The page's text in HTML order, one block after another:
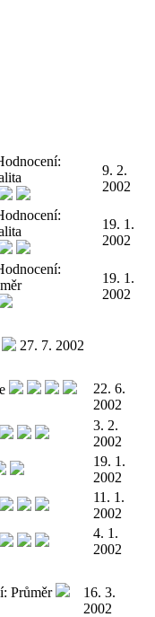
9. 2.
2002
19. 1.
2002
19. 1.
2002
27. 7. 2002
22. 6.
2002
3. 2.
2002
19. 1.
2002
11. 1.
2002
4. 1.
2002
16. 3.
2002